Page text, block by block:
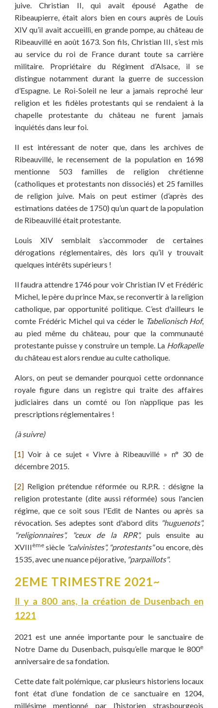
juive. Christian II, qui avait épousé Agathe de
Ribeaupierre, était alors bien en cours auprès de Louis
XIV qu’il avait accueilli, en grande pompe, au château de
Ribeauvillé en août 1673. Son fils, Christian III, s’est mis
au service du roi de France durant toute sa carrière
militaire. Propriétaire du Régiment d’Alsace, il se
distingue notamment durant la guerre de succession
d’Espagne. Le Roi-Soleil ne leur a jamais reproché leur
religion et les fidèles protestants qui se rendaient à la
chapelle protestante du château ne furent jamais
inquiétés dans leur foi.
Il est intéressant de noter que, dans les archives de
Ribeauvillé, le recensement de la population en 1698
mentionne 503 familles de religion chrétienne
(catholiques et protestants non dissociés) et 25 familles
de religion juive. Mais on peut estimer (d’après des
estimations datées de 1750) qu’un quart de la population
de Ribeauvillé était protestante.
Louis XIV semblait s’accommoder de certaines
dérogations réglementaires, dès lors qu’il y trouvait
quelques intérêts supérieurs !
Il faudra attendre 1746 pour voir Christian IV et Frédéric
Michel, le père du prince Max, se reconvertir à la religion
catholique, par opportunité politique. C’est d'ailleurs le
comte Frédéric Michel qui va céder le Tabelionisch Hof,
au pied même du château, pour que la communauté
protestante puisse y construire un temple. La Hofkapelle
du château est alors rendue au culte catholique.
Alors, on peut se demander pourquoi cette ordonnance
royale figure dans un registre qui traite des affaires
judiciaires dans un comté ou l’on n’applique pas les
prescriptions réglementaires !
(à suivre)
[1] Voir à ce sujet « Vivre à Ribeauvillé » n° 30 de
décembre 2015.
[2] Religion prétendue réformée ou R.P.R. : désigne la
religion protestante (dite aussi réformée) sous l'ancien
régime, que ce soit sous l'Edit de Nantes ou après sa
révocation. Ses adeptes sont d'abord dits "huguenots",
"religionnaires", "ceux de la RPR", puis ensuite au
XVIIIème siècle "calvinistes", "protestants"ou encore, dès
1535, avec une nuance péjorative, "parpaillots".
2EME TRIMESTRE 2021~
Il y a 800 ans, la création de Dusenbach en
1221
2021 est une année importante pour le sanctuaire de
Notre Dame du Dusenbach, puisqu’elle marque le 800e
anniversaire de sa fondation.
Cette date fait polémique, car plusieurs historiens locaux
font état d’une fondation de ce sanctuaire en 1204,
millésime mentionné par l’historien strasbourgeois